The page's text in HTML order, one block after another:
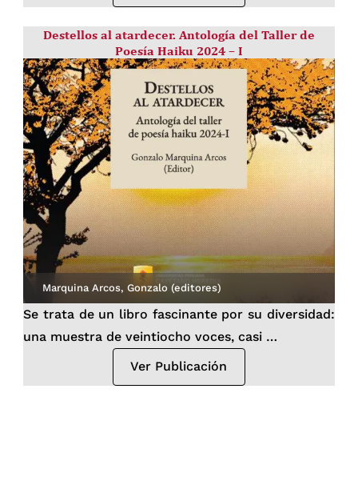
Destellos al atardecer. Antología del Taller de
Poesía Haiku 2024 – I
Marquina Arcos, Gonzalo (editores)
Se trata de un libro fascinante por su diversidad:
una muestra de veintiocho voces, casi …
Ver Publicación